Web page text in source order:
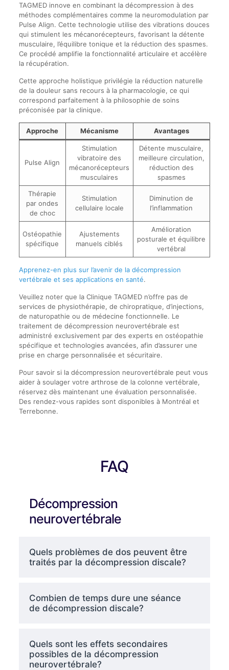
TAGMED innove en combinant la décompression à des
méthodes complémentaires comme la neuromodulation par
Pulse Align. Cette technologie utilise des vibrations douces
qui stimulent les mécanorécepteurs, favorisant la détente
musculaire, l’équilibre tonique et la réduction des spasmes.
Ce procédé amplifie la fonctionnalité articulaire et accélère
la récupération.
Cette approche holistique privilégie la réduction naturelle
de la douleur sans recours à la pharmacologie, ce qui
correspond parfaitement à la philosophie de soins
préconisée par la clinique.
Approche Mécanisme Avantages
Pulse Align
Stimulation
vibratoire des
mécanorécepteurs
musculaires
Détente musculaire,
meilleure circulation,
réduction des
spasmes
Thérapie
par ondes
de choc
Stimulation
cellulaire locale
Diminution de
l’inflammation
Ostéopathie
spécifique
Ajustements
manuels ciblés
Amélioration
posturale et équilibre
vertébral
Apprenez-en plus sur l’avenir de la décompression
vertébrale et ses applications en santé.
Veuillez noter que la Clinique TAGMED n’offre pas de
services de physiothérapie, de chiropratique, d’injections,
de naturopathie ou de médecine fonctionnelle. Le
traitement de décompression neurovertébrale est
administré exclusivement par des experts en ostéopathie
spécifique et technologies avancées, afin d’assurer une
prise en charge personnalisée et sécuritaire.
Pour savoir si la décompression neurovertébrale peut vous
aider à soulager votre arthrose de la colonne vertébrale,
réservez dès maintenant une évaluation personnalisée.
Des rendez-vous rapides sont disponibles à Montréal et
Terrebonne.
FAQ
Décompression
neurovertébrale
Quels problèmes de dos peuvent être
traités par la décompression discale?
Combien de temps dure une séance
de décompression discale?
Quels sont les effets secondaires
possibles de la décompression
neurovertébrale?